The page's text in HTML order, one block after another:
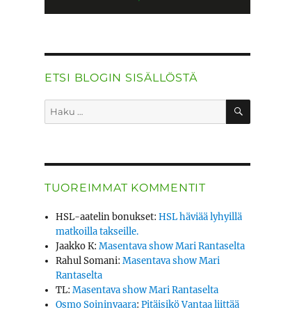
ETSI BLOGIN SISÄLLÖSTÄ
Etsi: HAKU
TUOREIMMAT KOMMENTIT
HSL-aatelin bonukset:HSL häviää lyhyillä
matkoilla takseille.
Jaakko K:Masentava show Mari Rantaselta
Rahul Somani:Masentava show Mari
Rantaselta
TL:Masentava show Mari Rantaselta
Osmo Soininvaara:Pitäisikö Vantaa liittää